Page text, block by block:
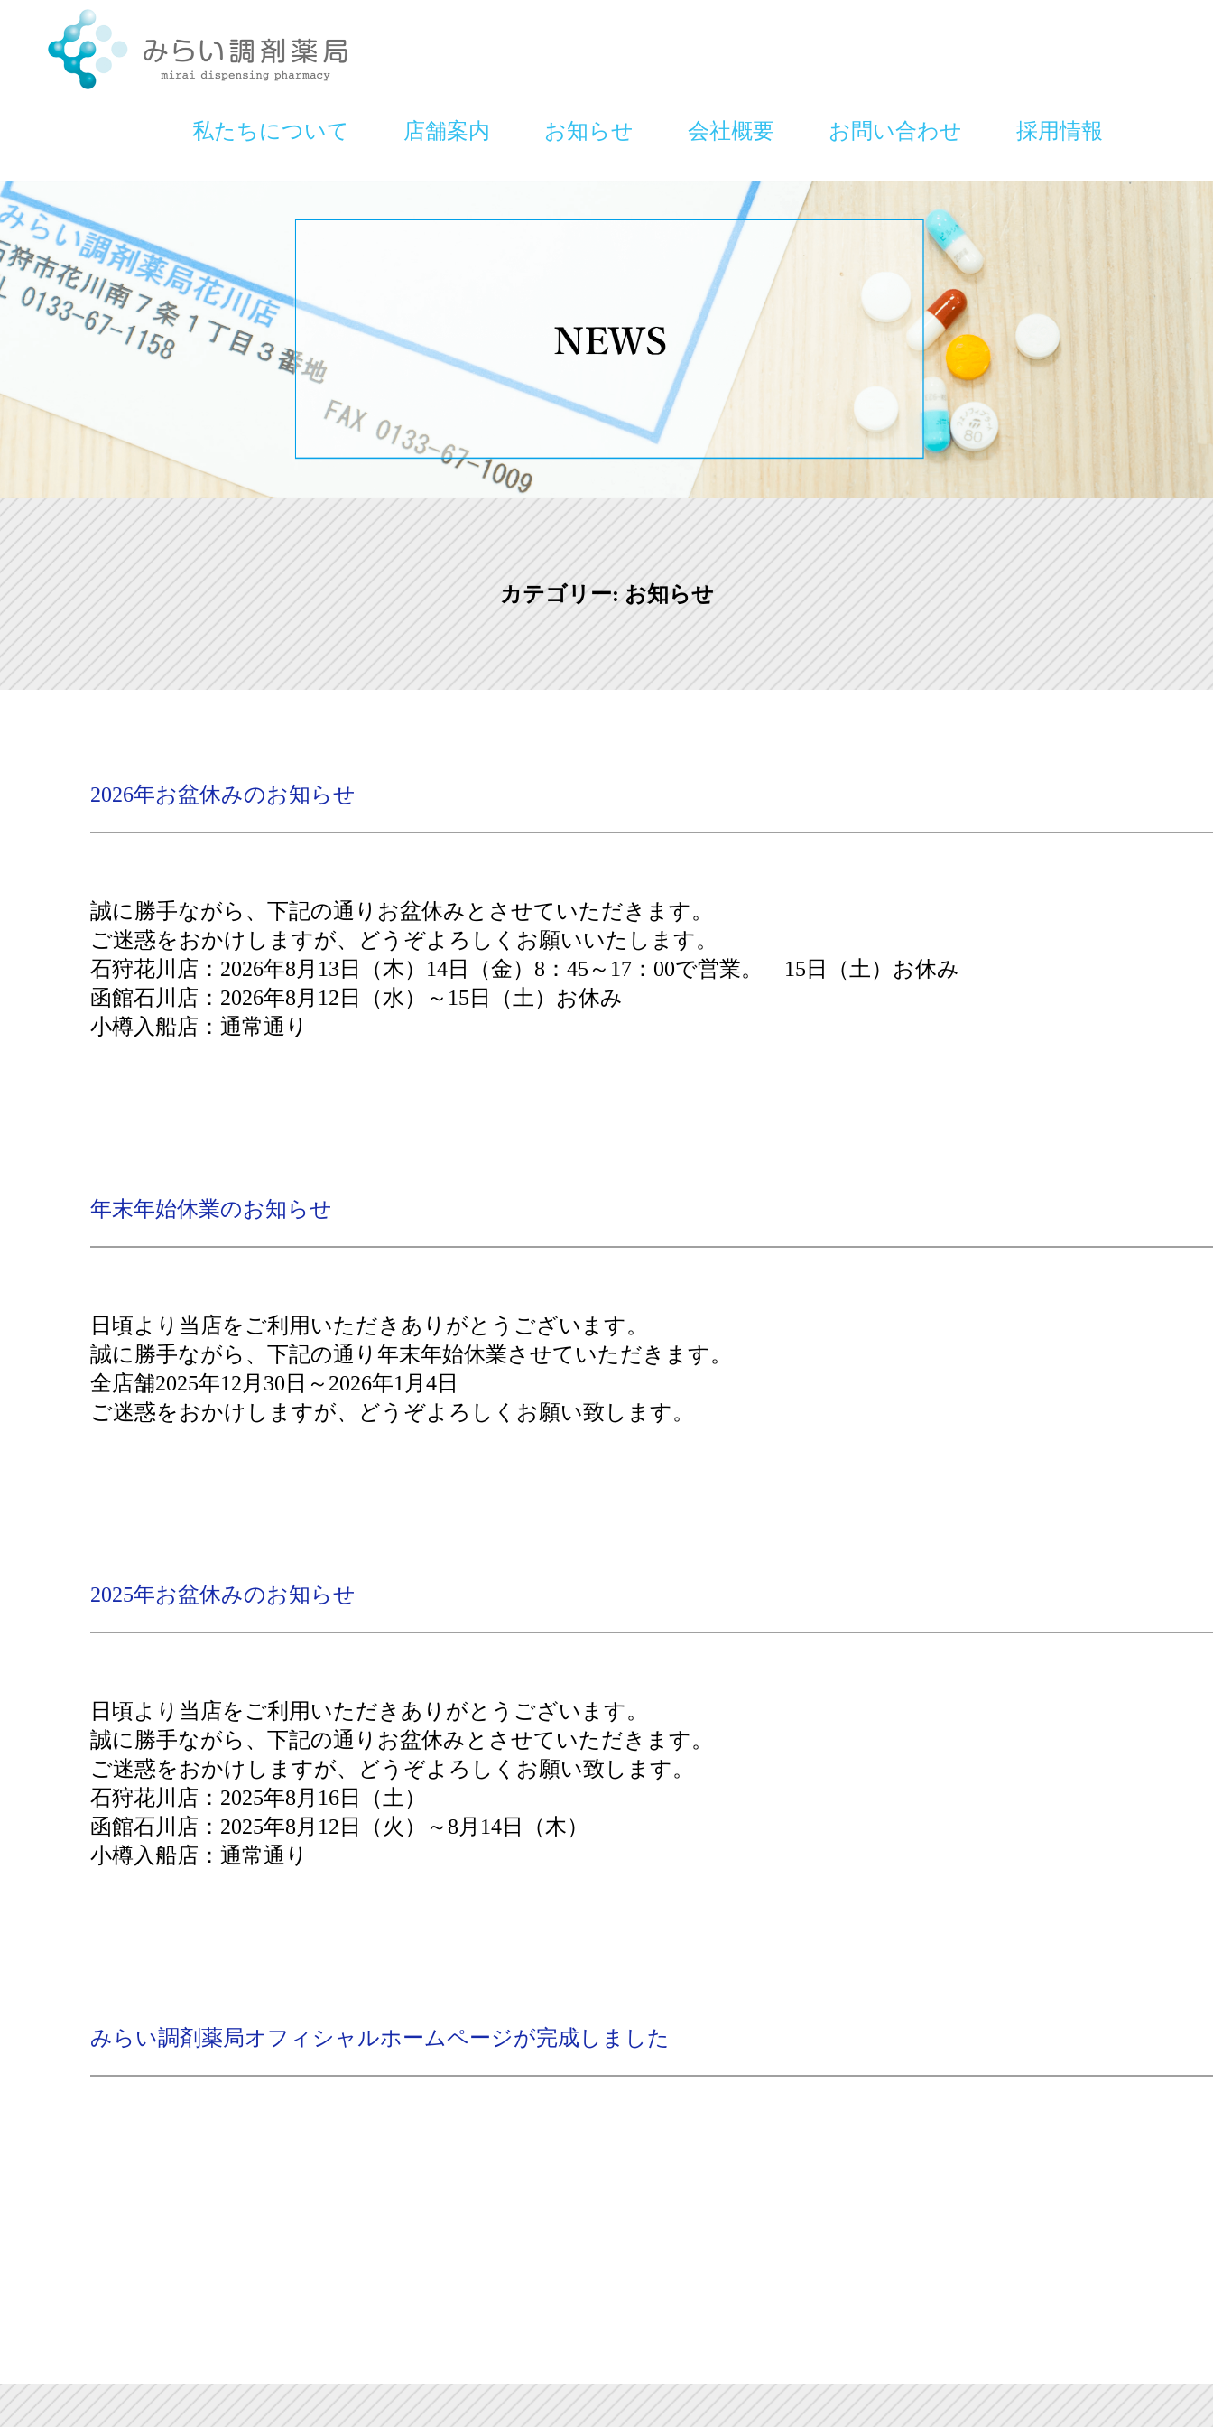
私たちについて 店舗案内 お知らせ 会社概要 お問い合わせ 採用情報
カテゴリー: お知らせ
2026年お盆休みのお知らせ
誠に勝手ながら、下記の通りお盆休みとさせていただきます。
ご迷惑をおかけしますが、どうぞよろしくお願いいたします。
石狩花川店：2026年8月13日（木）14日（金）8：45～17：00で営業。 15日（土）お休み
函館石川店：2026年8月12日（水）～15日（土）お休み
小樽入船店：通常通り
年末年始休業のお知らせ
日頃より当店をご利用いただきありがとうございます。
誠に勝手ながら、下記の通り年末年始休業させていただきます。
全店舗2025年12月30日～2026年1月4日
ご迷惑をおかけしますが、どうぞよろしくお願い致します。
2025年お盆休みのお知らせ
日頃より当店をご利用いただきありがとうございます。
誠に勝手ながら、下記の通りお盆休みとさせていただきます。
ご迷惑をおかけしますが、どうぞよろしくお願い致します。
石狩花川店：2025年8月16日（土）
函館石川店：2025年8月12日（火）～8月14日（木）
小樽入船店：通常通り
みらい調剤薬局オフィシャルホームページが完成しました